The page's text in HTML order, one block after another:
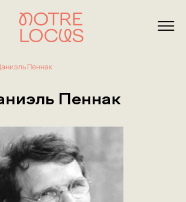
Пеннак
Пеннак